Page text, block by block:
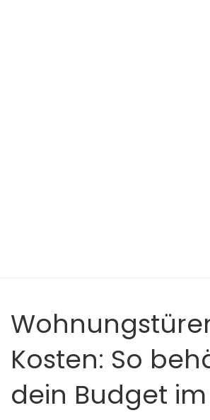
Kosten: So
dein Budget